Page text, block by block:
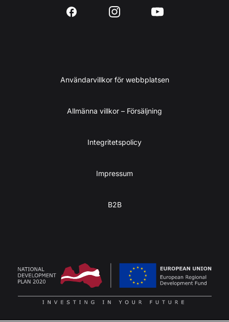
Användarvillkor för webbplatsen
Allmänna villkor – Försäljning
Integritetspolicy
Impressum
B2B